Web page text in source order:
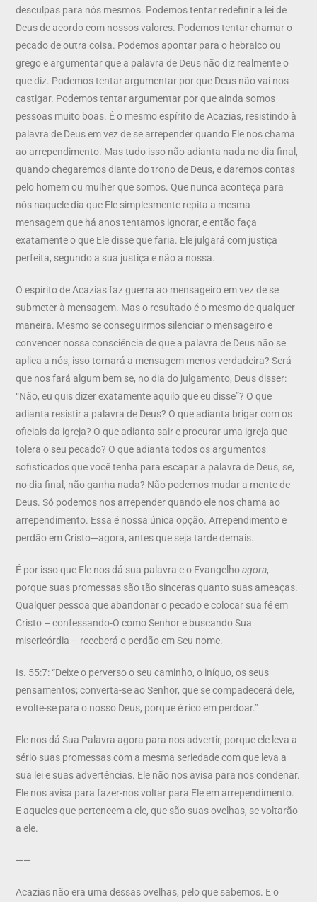
desculpas para nós mesmos. Podemos tentar redefinir a lei de
Deus de acordo com nossos valores. Podemos tentar chamar o
pecado de outra coisa. Podemos apontar para o hebraico ou
grego e argumentar que a palavra de Deus não diz realmente o
que diz. Podemos tentar argumentar por que Deus não vai nos
castigar. Podemos tentar argumentar por que ainda somos
pessoas muito boas. É o mesmo espírito de Acazias, resistindo à
palavra de Deus em vez de se arrepender quando Ele nos chama
ao arrependimento. Mas tudo isso não adianta nada no dia final,
quando chegaremos diante do trono de Deus, e daremos contas
pelo homem ou mulher que somos. Que nunca aconteça para
nós naquele dia que Ele simplesmente repita a mesma
mensagem que há anos tentamos ignorar, e então faça
exatamente o que Ele disse que faria. Ele julgará com justiça
perfeita, segundo a sua justiça e não a nossa.
O espírito de Acazias faz guerra ao mensageiro em vez de se
submeter à mensagem. Mas o resultado é o mesmo de qualquer
maneira. Mesmo se conseguirmos silenciar o mensageiro e
convencer nossa consciência de que a palavra de Deus não se
aplica a nós, isso tornará a mensagem menos verdadeira? Será
que nos fará algum bem se, no dia do julgamento, Deus disser:
“Não, eu quis dizer exatamente aquilo que eu disse”? O que
adianta resistir a palavra de Deus? O que adianta brigar com os
oficiais da igreja? O que adianta sair e procurar uma igreja que
tolera o seu pecado? O que adianta todos os argumentos
sofisticados que você tenha para escapar a palavra de Deus, se,
no dia final, não ganha nada? Não podemos mudar a mente de
Deus. Só podemos nos arrepender quando ele nos chama ao
arrependimento. Essa é nossa única opção. Arrependimento e
perdão em Cristo—agora, antes que seja tarde demais.
É por isso que Ele nos dá sua palavra e o Evangelhoagora,
porque suas promessas são tão sinceras quanto suas ameaças.
Qualquer pessoa que abandonar o pecado e colocar sua fé em
Cristo – confessando-O como Senhor e buscando Sua
misericórdia – receberá o perdão em Seu nome.
Is. 55:7: “Deixe o perverso o seu caminho, o iníquo, os seus
pensamentos; converta-se ao Senhor, que se compadecerá dele,
e volte-se para o nosso Deus, porque é rico em perdoar.”
Ele nos dá Sua Palavra agora para nos advertir, porque ele leva a
sério suas promessas com a mesma seriedade com que leva a
sua lei e suas advertências. Ele não nos avisa para nos condenar.
Ele nos avisa para fazer-nos voltar para Ele em arrependimento.
E aqueles que pertencem a ele, que são suas ovelhas, se voltarão
a ele.
——
Acazias não era uma dessas ovelhas, pelo que sabemos. E o